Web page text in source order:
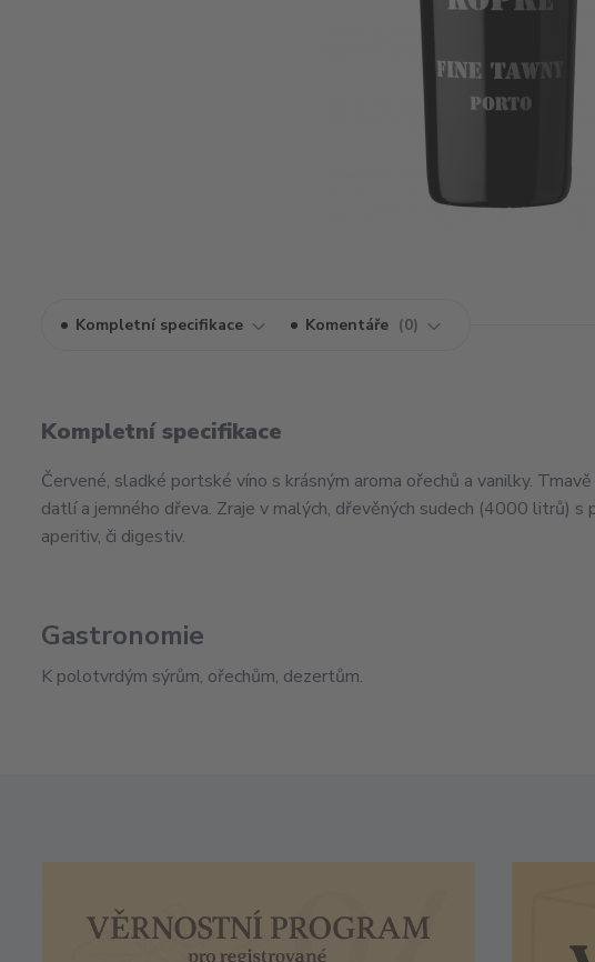
Kompletní specifikace Komentáře 0
Kompletní specifikace
Červené, sladké portské víno s krásným aroma ořechů a vanilky.
datlí a jemného dřeva. Zraje v malých, dřevěných sudech (4000 litrů) s
aperitiv, či digestiv.
Gastronomie
K polotvrdým sýrům, ořechům, dezertům.